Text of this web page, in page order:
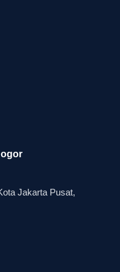
elemen
sponsor, atau
Efek visual ini
yang ingin
visual lain.
promosi,
acara secara
atau cetak
nuansa yang
pendekatan
lebih aman untuk
profesional.
Jakarta Pusat,